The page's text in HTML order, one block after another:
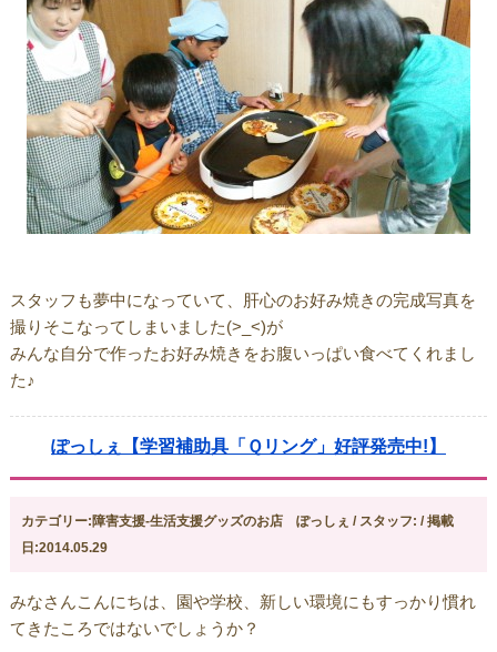
スタッフも夢中になっていて、肝心のお好み焼きの完成写真を
撮りそこなってしまいました(>_<)が
みんな自分で作ったお好み焼きをお腹いっぱい食べてくれまし
た♪
ぽっしぇ【学習補助具「Ｑリング」好評発売中!】
カテゴリー:障害支援-生活支援グッズのお店 ぽっしぇ / スタッフ: / 掲載
日:2014.05.29
みなさんこんにちは、園や学校、新しい環境にもすっかり慣れ
てきたころではないでしょうか？